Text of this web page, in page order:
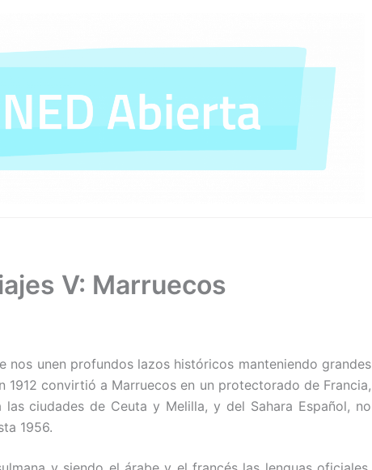
V: Marruecos
nos unen profundos lazos históricos manteniendo grandes
1912 convirtió a Marruecos en un protectorado de Francia,
ciudades de Ceuta y Melilla, y del Sahara Español, no
1956.